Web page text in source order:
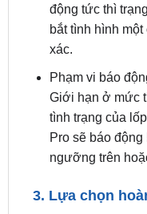
xác.
Phạm vi báo
Giới hạn ở mức
tình trạng của
Pro sẽ báo
ngưỡng trên
3. Lựa chọn
sớm các vấn đề